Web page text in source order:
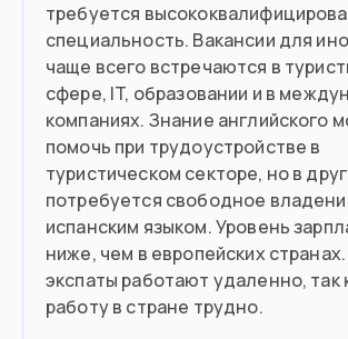
Вы рантье с доходом от $2,000
Нашли работу в Доминикане
Готовы инвестировать
Вы пенсионер с пассивным
$1,500
Въезд в страну
Документ
требуется
специальность. Вакансии для
чаще всего встречаются в
сфере, IT, образовании и в
компаниях. Знание английского
помочь при трудоустройстве в
туристическом секторе, но в
потребуется свободное
испанским языком. Уровень
ниже, чем в европейских
экспаты работают удаленно, так
работу в стране трудно.